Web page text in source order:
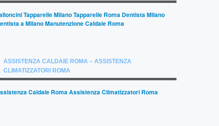
Tapparelle MilanoTapparelle Roma Dentista Milano
a MilanoManutenzione Caldaie Roma
ASSISTENZA CALDAIE ROMA – ASSISTENZA
CLIMATIZZATORI ROMA
Caldaie RomaAssistenza Climatizzatori Roma